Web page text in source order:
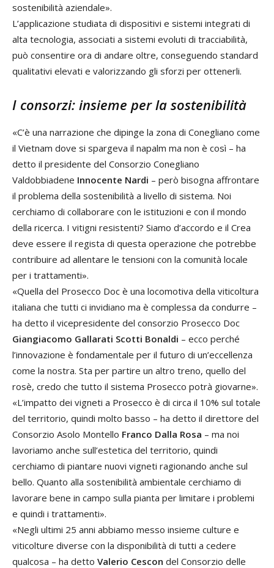
sostenibilità aziendale».
L’applicazione studiata di dispositivi e sistemi integrati di
alta tecnologia, associati a sistemi evoluti di tracciabilità,
può consentire ora di andare oltre, conseguendo standard
qualitativi elevati e valorizzando gli sforzi per ottenerli.
I consorzi: insieme per la sostenibilità
«C’è una narrazione che dipinge la zona di Conegliano come
il Vietnam dove si spargeva il napalm ma non è così – ha
detto il presidente del Consorzio Conegliano
Valdobbiadene Innocente Nardi – però bisogna affrontare
il problema della sostenibilità a livello di sistema. Noi
cerchiamo di collaborare con le istituzioni e con il mondo
della ricerca. I vitigni resistenti? Siamo d’accordo e il Crea
deve essere il regista di questa operazione che potrebbe
contribuire ad allentare le tensioni con la comunità locale
per i trattamenti».
«Quella del Prosecco Doc è una locomotiva della viticoltura
italiana che tutti ci invidiano ma è complessa da condurre –
ha detto il vicepresidente del consorzio Prosecco Doc
Giangiacomo Gallarati Scotti Bonaldi – ecco perché
l’innovazione è fondamentale per il futuro di un’eccellenza
come la nostra. Sta per partire un altro treno, quello del
rosè, credo che tutto il sistema Prosecco potrà giovarne».
«L’impatto dei vigneti a Prosecco è di circa il 10% sul totale
del territorio, quindi molto basso – ha detto il direttore del
Consorzio Asolo Montello Franco Dalla Rosa – ma noi
lavoriamo anche sull’estetica del territorio, quindi
cerchiamo di piantare nuovi vigneti ragionando anche sul
bello. Quanto alla sostenibilità ambientale cerchiamo di
lavorare bene in campo sulla pianta per limitare i problemi
e quindi i trattamenti».
«Negli ultimi 25 anni abbiamo messo insieme culture e
viticolture diverse con la disponibilità di tutti a cedere
qualcosa – ha detto Valerio Cescon del Consorzio delle